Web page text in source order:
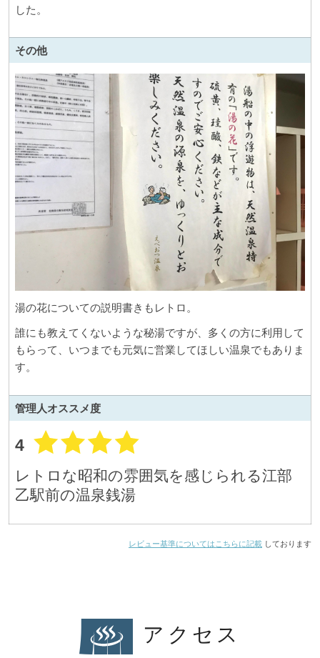
した。
その他
湯の花についての説明書きもレトロ。
誰にも教えてくないような秘湯ですが、多くの方に利用して
もらって、いつまでも元気に営業してほしい温泉でもありま
す。
管理人オススメ度
4
レトロな昭和の雰囲気を感じられる江部
乙駅前の温泉銭湯
レビュー基準についてはこちらに記載 しております
アクセス